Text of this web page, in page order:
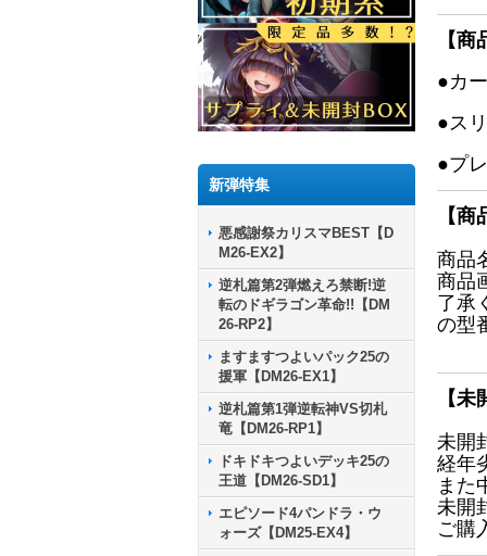
新弾特集
悪感謝祭カリスマBEST【D
M26-EX2】
逆札篇第2弾燃えろ禁断!逆
転のドギラゴン革命!!【DM
26-RP2】
ますますつよいパック25の
援軍【DM26-EX1】
逆札篇第1弾逆転神VS切札
竜【DM26-RP1】
ドキドキつよいデッキ25の
王道【DM26-SD1】
エピソード4パンドラ・ウ
ォーズ【DM25-EX4】
【
●カ
●ス
●プ
【
商品
商品
了承
の型
【
未開
経年
また
未開
ご購